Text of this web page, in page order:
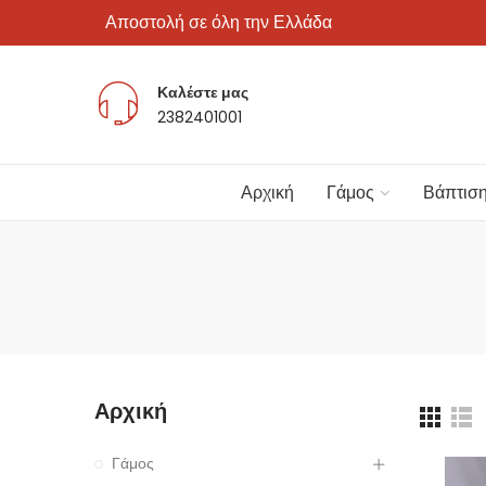
Αποστολή σε όλη την Ελλάδα
Καλέστε μας
2382401001
Αρχική Γάμος
Αρχική
Γάμος